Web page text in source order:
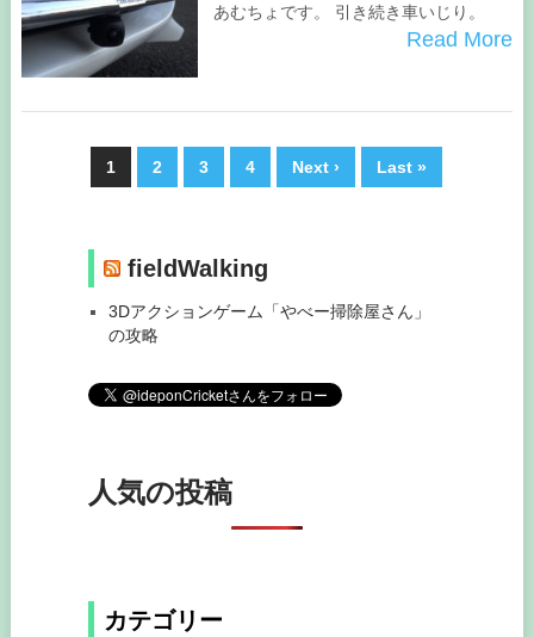
あむちょです。 引き続き車いじり。
Read More
1 2 3 4 Next › Last »
fieldWalking
3Dアクションゲーム「やべー掃除屋さん」
の攻略
人気の投稿
カテゴリー